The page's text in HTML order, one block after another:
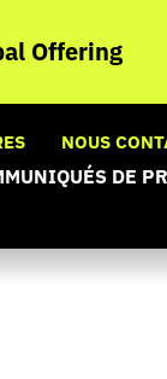
Offering
NOUS
DE